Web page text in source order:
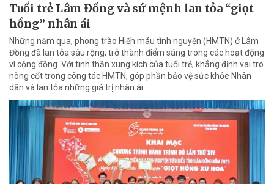
Tuổi trẻ Lâm Đồng và sứ mệnh lan tỏa “giọt
hồng” nhân ái
Những năm qua, phong trào Hiến máu tình nguyện (HMTN) ở Lâm
Đồng đã lan tỏa sâu rộng, trở thành điểm sáng trong các hoạt động
vì cộng đồng. Với tinh thần xung kích của tuổi trẻ, khẳng định vai trò
nòng cốt trong công tác HMTN, góp phần bảo vệ sức khỏe Nhân
dân và lan tỏa những giá trị nhân ái.